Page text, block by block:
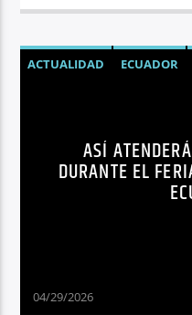
ACTUALIDAD ECUADOR
ASÍ
DURANTE EL
04/29/2026